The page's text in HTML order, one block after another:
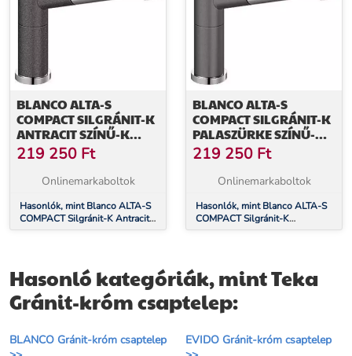
BLANCO ALTA-S
COMPACT SILGRÁNIT-K
ANTRACIT SZÍNŰ-K
GRÁNIT - KRÓM
CSAPTELEP (515333)
219 250 Ft
Onlinemarkaboltok
Hasonlók, mint Blanco ALTA-S
COMPACT Silgránit-K Antracit
színű-K Gránit - króm csaptelep
BLANCO ALTA-S
COMPACT SILGRÁNIT-K
PALASZÜRKE SZÍNŰ-K
GRÁNIT - KRÓM
CSAPTELEP (518809)
219 250 Ft
Onlinemarkaboltok
Hasonlók, mint Blanco ALTA-S
COMPACT Silgránit-K
Palaszürke színű-K Gránit -
Hasonló kategóriák, mint Teka
Gránit-króm csaptelep:
BLANCO Gránit-króm csaptelep
EVIDO Gránit-króm csaptelep